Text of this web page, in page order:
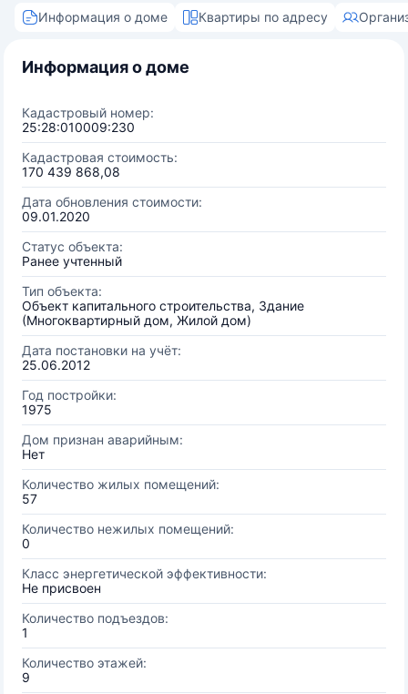
Информация о доме Квартиры по адресу
Информация о доме
Кадастровый номер:
25:28:010009:230
Кадастровая стоимость:
170 439 868,08
Дата обновления стоимости:
09.01.2020
Статус объекта:
Ранее учтенный
Тип объекта:
Объект капитального строительства, Здание
(Многоквартирный дом, Жилой дом)
Дата постановки на учёт:
25.06.2012
Год постройки:
1975
Дом признан аварийным:
Нет
Количество жилых помещений:
57
Количество нежилых помещений:
0
Класс энергетической эффективности:
Не присвоен
Количество подъездов:
1
Количество этажей:
9